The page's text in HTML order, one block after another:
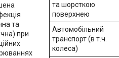
та
при
та шорсткою
поверхнею
Автомобільний
транспорт (в т.ч.
колеса)